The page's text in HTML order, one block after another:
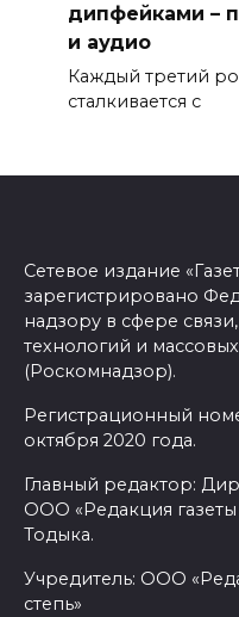
дипфейками –
и аудио
Каждый третий
сталкивается с
Сетевое издание
зарегистрировано
надзору в сфере
технологий и
(Роскомнадзор).
Регистрационный
октября 2020 года.
Главный редактор:
ООО «Редакция газеты
Тодыка.
Учредитель: ООО
степь»